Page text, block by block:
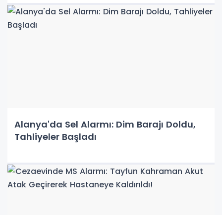
Alanya'da Sel Alarmı: Dim Barajı Doldu,
Tahliyeler Başladı